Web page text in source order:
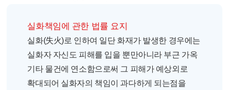
실화책임에 관한 법률 요지
실화(失火)로 인하여 일단 화재가 발생한 경우에는
실화자 자신도 피해를 입을 뿐만아니라 부근 가옥
기타 물건에 연소함으로써 그 피해가 예상외로
확대되어 실화자의 책임이 과다하게 되는점을